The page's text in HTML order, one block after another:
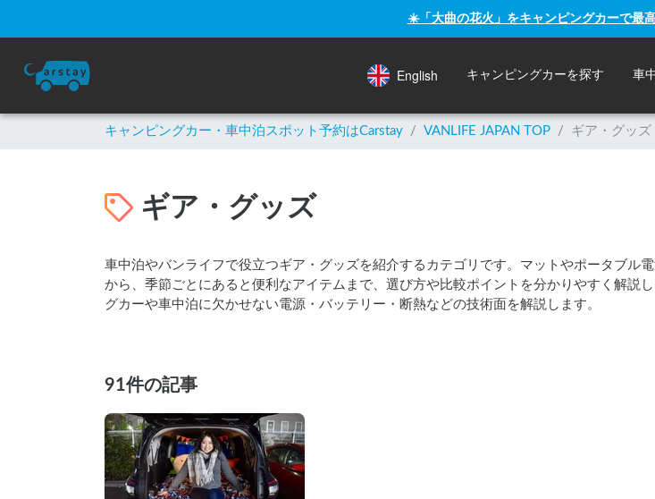
☀️「大曲の花火」をキャンピングカーで最
English キャンピングカーを探す 車
キャンピングカー・車中泊スポット予約はCarstay / VANLIFE JAPAN TOP / ギア・グッズ
ギア・グッズ
車中泊やバンライフで役立つギア・グッズを紹介するカテゴリです。マットやポータブル
から、季節ごとにあると便利なアイテムまで、選び方や比較ポイントを分かりやすく解説
グカーや車中泊に欠かせない電源・バッテリー・断熱などの技術面を解説します。
91件の記事